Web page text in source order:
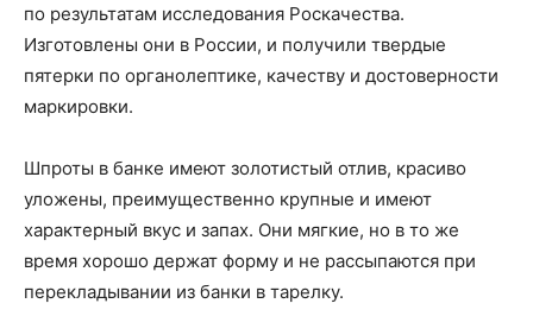
по результатам исследования Роскачества.
Изготовлены они в России, и получили твердые
пятерки по органолептике, качеству и достоверности
маркировки.
Шпроты в банке имеют золотистый отлив, красиво
уложены, преимущественно крупные и имеют
характерный вкус и запах. Они мягкие, но в то же
время хорошо держат форму и не рассыпаются при
перекладывании из банки в тарелку.